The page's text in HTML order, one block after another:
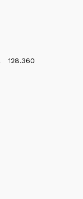
128.360